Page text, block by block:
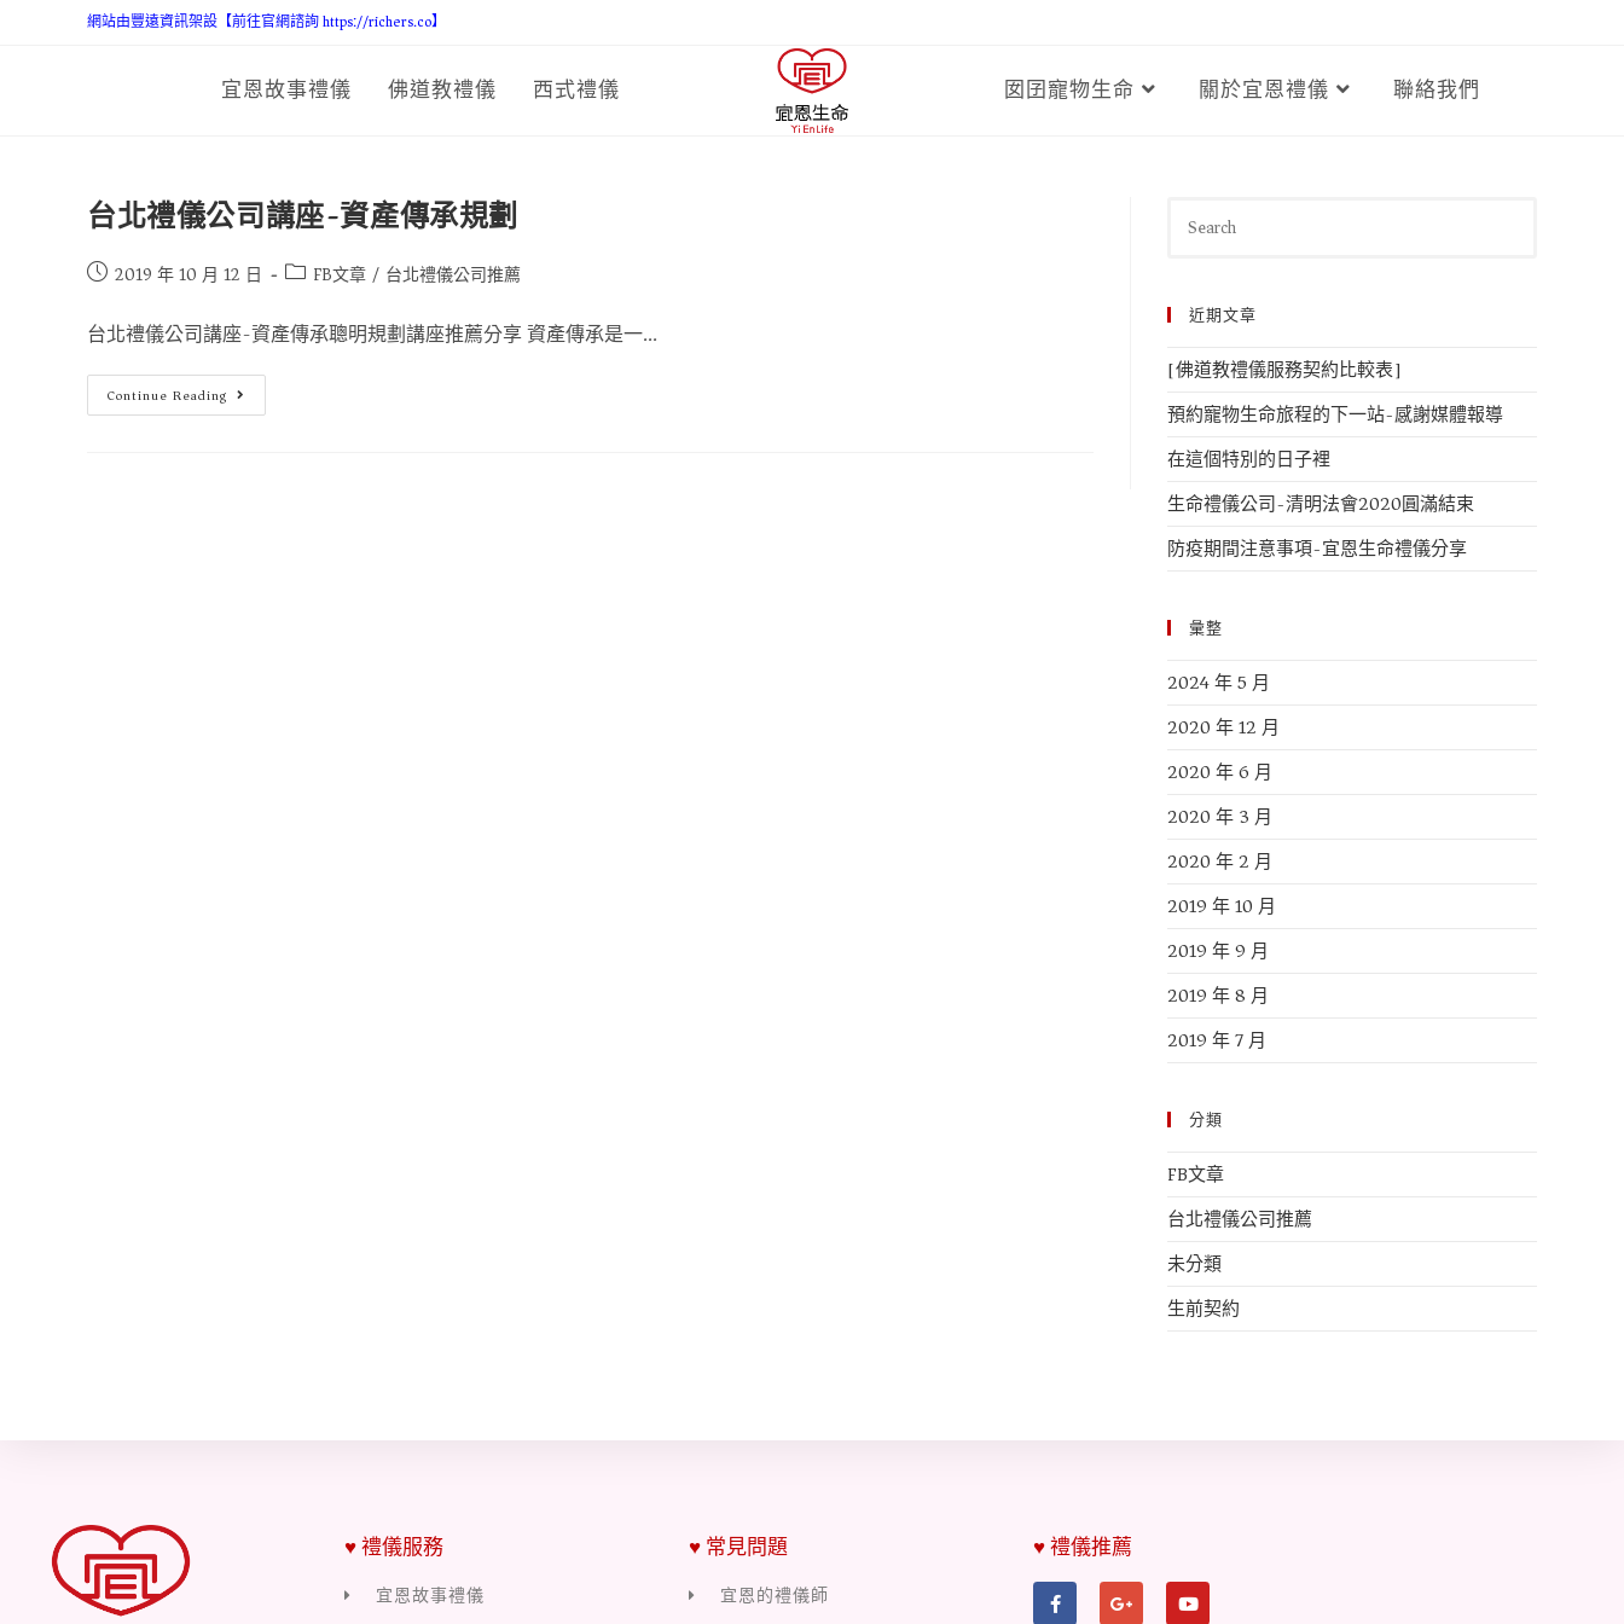
網站由豐遠資訊架設【前往官網諮詢 https://richers.co】
宜恩故事禮儀 佛道教禮儀 西式禮儀 囡囝寵物生命 關於宜恩禮儀 聯絡我們
台北禮儀公司講座-資產傳承規劃
2019 年 10 月 12 日 FB文章 / 台北禮儀公司推薦
台北禮儀公司講座-資產傳承聰明規劃講座推薦分享 資產傳承是一...
Continue Reading
近期文章
[佛道教禮儀服務契約比較表]
預約寵物生命旅程的下一站-感謝媒體報導
在這個特別的日子裡
生命禮儀公司-清明法會2020圓滿結束
防疫期間注意事項-宜恩生命禮儀分享
彙整
2024 年 5 月
2020 年 12 月
2020 年 6 月
2020 年 3 月
2020 年 2 月
2019 年 10 月
2019 年 9 月
2019 年 8 月
2019 年 7 月
分類
FB文章
台北禮儀公司推薦
未分類
生前契約
♥ 禮儀服務
宜恩故事禮儀
♥ 常見問題
宜恩的禮儀師
♥ 禮儀推薦